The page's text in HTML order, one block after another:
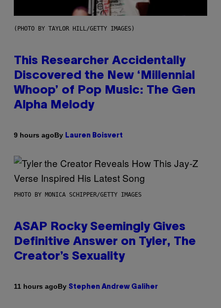
(PHOTO BY TAYLOR HILL/GETTY IMAGES)
This Researcher Accidentally
Discovered the New ‘Millennial
Whoop’ of Pop Music: The Gen
Alpha Melody
9 hours agoBy Lauren Boisvert
PHOTO BY MONICA SCHIPPER/GETTY IMAGES
ASAP Rocky Seemingly Gives
Definitive Answer on Tyler, The
Creator’s Sexuality
11 hours agoBy Stephen Andrew Galiher